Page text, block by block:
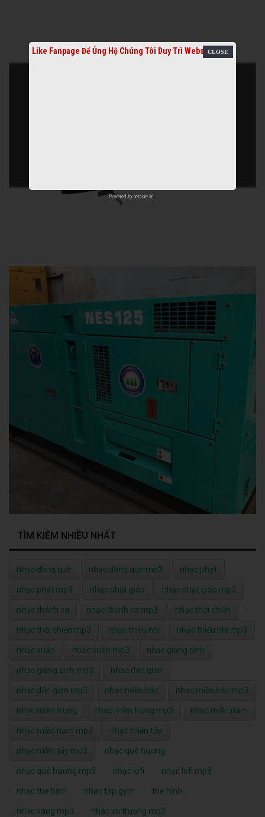
TÌM KIẾM NHIỀU NHẤT
nhạc đồng quê nhạc đồng quê mp3 nhạc phật
nhạc phật mp3 nhạc phật giáo nhạc phật giáo mp3
nhạc thánh ca nhạc thánh ca mp3 nhạc thời chiến
nhạc thời chiến mp3 nhạc thiếu nhi nhạc thiếu nhi mp3
nhạc xuân nhạc xuân mp3 nhạc giáng sinh
nhạc giáng sinh mp3 nhạc dân gian
nhạc dân gian mp3 nhạc miền bắc nhạc miền bắc mp3
nhạc miền trung nhạc miền trung mp3 nhạc miền nam
nhạc miền nam mp3 nhạc miền tây
nhạc miền tây mp3 nhạc quê hương
nhạc quê hương mp3 nhạc lofi nhạc lofi mp3
nhac the hinh nhac tap gym the hinh
nhac vang mp3 nhac vu truong mp3
Like Fanpage Để Ủng Hộ Chúng Tôi Duy Trì Website
Powered by netcore.vn